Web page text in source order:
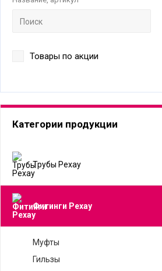
Товары по акции
Категории продукции
Трубы Рехау
Фитинги Рехау
Муфты
Гильзы